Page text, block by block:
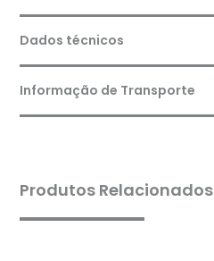
Dados técnicos
Informação de Transporte
Produtos Relacionados